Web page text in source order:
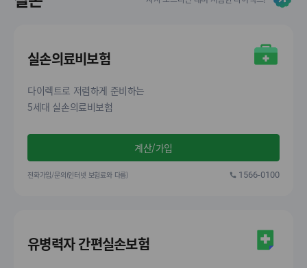
실손의료비보험
다이렉트로 저렴하게 준비하는
5세대 실손의료비보험
계산/가입
전화가입/문의(인터넷 보험료와 다름) 1566-0100
유병력자 간편실손보험